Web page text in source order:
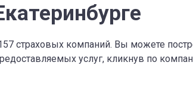
страховых компаний. Вы можете
услуг, кликнув по